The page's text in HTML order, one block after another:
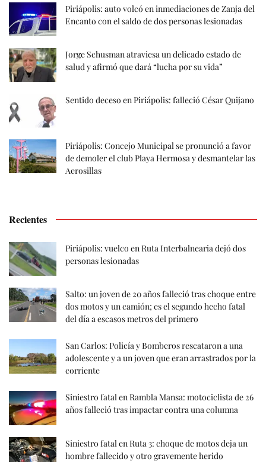
Piriápolis: auto volcó en inmediaciones de Zanja del
Encanto con el saldo de dos personas lesionadas
Jorge Schusman atraviesa un delicado estado de
salud y afirmó que dará “lucha por su vida”
Sentido deceso en Piriápolis: falleció César Quijano
Piriápolis: Concejo Municipal se pronunció a favor
de demoler el club Playa Hermosa y desmantelar las
Aerosillas
Recientes
Piriápolis: vuelco en Ruta Interbalnearia dejó dos
personas lesionadas
Salto: un joven de 20 años falleció tras choque entre
dos motos y un camión; es el segundo hecho fatal
del día a escasos metros del primero
San Carlos: Policía y Bomberos rescataron a una
adolescente y a un joven que eran arrastrados por la
corriente
Siniestro fatal en Rambla Mansa: motociclista de 26
años falleció tras impactar contra una columna
Siniestro fatal en Ruta 3: choque de motos deja un
hombre fallecido y otro gravemente herido